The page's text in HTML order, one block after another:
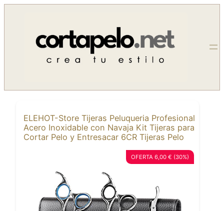
contenido
ELEHOT-Store Tijeras Peluqueria Profesional
Acero Inoxidable con Navaja Kit Tijeras para
Cortar Pelo y Entresacar 6CR Tijeras Pelo
OFERTA 6,00 € (30%)